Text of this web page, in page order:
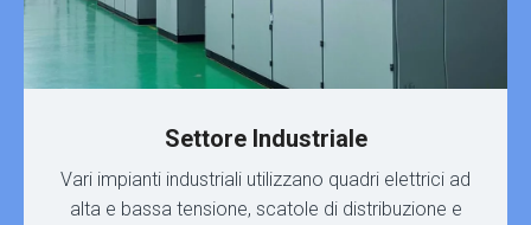
Settore Industriale
Vari impianti industriali utilizzano quadri elettrici ad
alta e bassa tensione, scatole di distribuzione e